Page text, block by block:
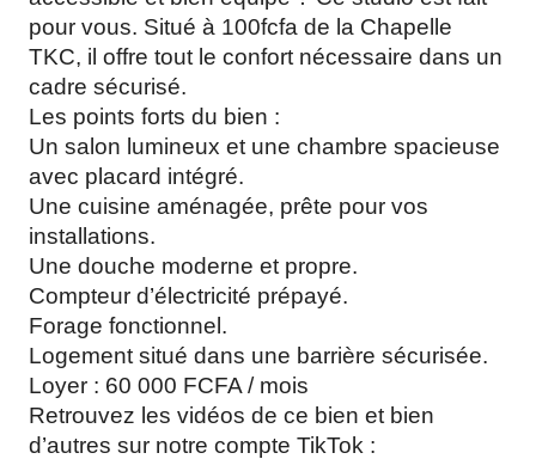
pour vous. Situé à 100fcfa de la Chapelle
TKC, il offre tout le confort nécessaire dans un
cadre sécurisé.
Les points forts du bien :
Un salon lumineux et une chambre spacieuse
avec placard intégré.
Une cuisine aménagée, prête pour vos
installations.
Une douche moderne et propre.
Compteur d’électricité prépayé.
Forage fonctionnel.
Logement situé dans une barrière sécurisée.
Loyer : 60 000 FCFA / mois
Retrouvez les vidéos de ce bien et bien
d’autres sur notre compte TikTok :